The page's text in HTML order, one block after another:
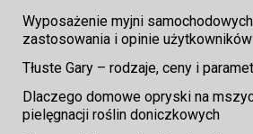
Wyposażenie myjni
zastosowania i opinie użytkowników
Tłuste Gary – rodzaje, ceny i
Dlaczego domowe opryski na
pielęgnacji roślin doniczkowych